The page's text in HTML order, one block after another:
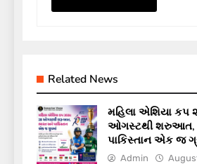
Related News
મહિલા એશિયા કપ
ઓગસ્ટથી શરુઆત,
પાકિસ્તાન એક જ
Admin